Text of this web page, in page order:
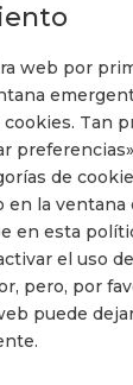
web por
Tan
de
en la ventana
en esta
el uso
pero, por
puede